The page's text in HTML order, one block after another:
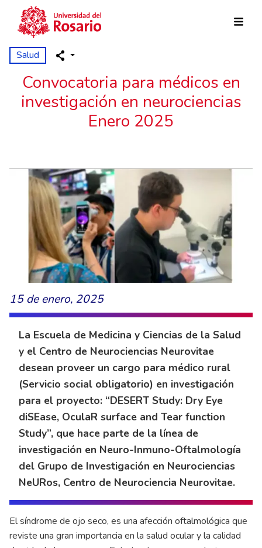
Pasar al contenido principal
Salud
Convocatoria para médicos en
investigación en neurociencias
Enero 2025
15 de enero, 2025
La Escuela de Medicina y Ciencias de la Salud
y el Centro de Neurociencias Neurovitae
desean proveer un cargo para médico rural
(Servicio social obligatorio) en investigación
para el proyecto: “DESERT Study: Dry Eye
diSEase, OculaR surface and Tear function
Study”, que hace parte de la línea de
investigación en Neuro-Inmuno-Oftalmología
del Grupo de Investigación en Neurociencias
NeURos, Centro de Neurociencia Neurovitae.
El síndrome de ojo seco, es una afección oftalmológica que
reviste una gran importancia en la salud ocular y la calidad